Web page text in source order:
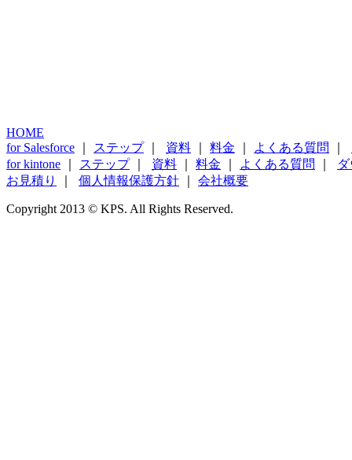
HOME
for Salesforce
ステップ｜ 資料 料金 よくある質問
for kintone
ステップ｜ 資料 料金 よくある質問
お見積り
個人情報保護方針 会社概要
Copyright 2013 © KPS. All Rights Reserved.